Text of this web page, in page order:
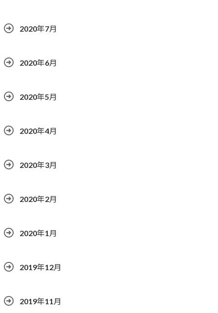
2020年7月
2020年6月
2020年5月
2020年4月
2020年3月
2020年2月
2020年1月
2019年12月
2019年11月